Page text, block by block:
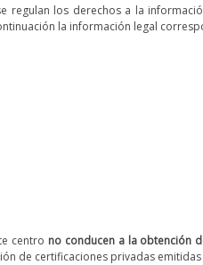
los derechos a la
la información legal
centro no conducen a la obtención
de certificaciones privadas